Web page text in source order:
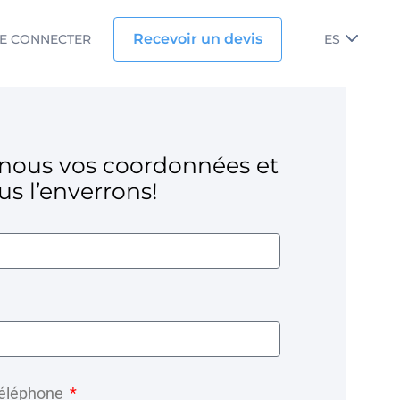
CONNECTER Recevoir un devis ES
vos coordonnées et
l’enverrons!